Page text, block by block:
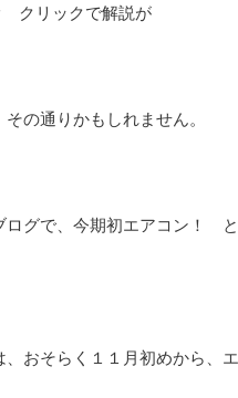
ックで解説が
の通りかもしれません。
ログで、今期初エアコン！ と
、おそらく１１月初めから、